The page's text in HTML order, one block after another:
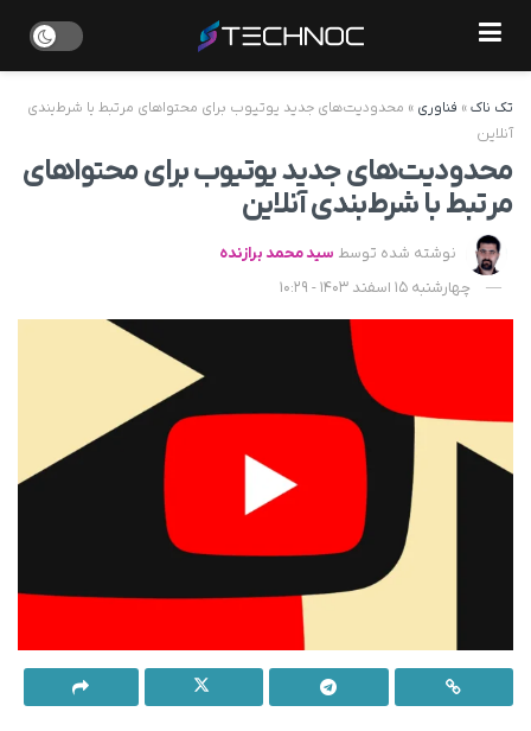
تک ناک» فناوری » محدودیت‌های جدید یوتیوب برای محتواهای مرتبط با شرط‌بندی
آنلاین
محدودیت‌های جدید یوتیوب برای محتواهای
مرتبط با شرط‌بندی آنلاین
نوشته شده توسط سید محمد برازنده
چهارشنبه 15 اسفند 1403 - 10:29